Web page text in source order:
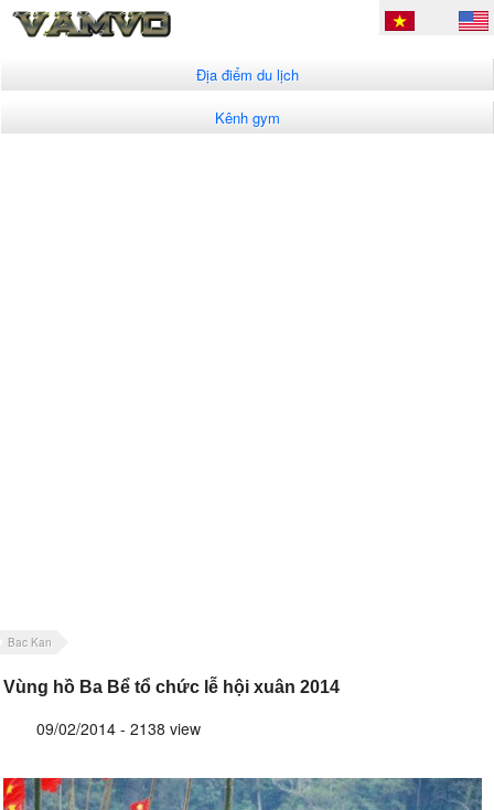
Địa điểm du lịch
Kênh gym
Bac Kan
Vùng hồ Ba Bể tổ chức lễ hội xuân 2014
09/02/2014 - 2138 view